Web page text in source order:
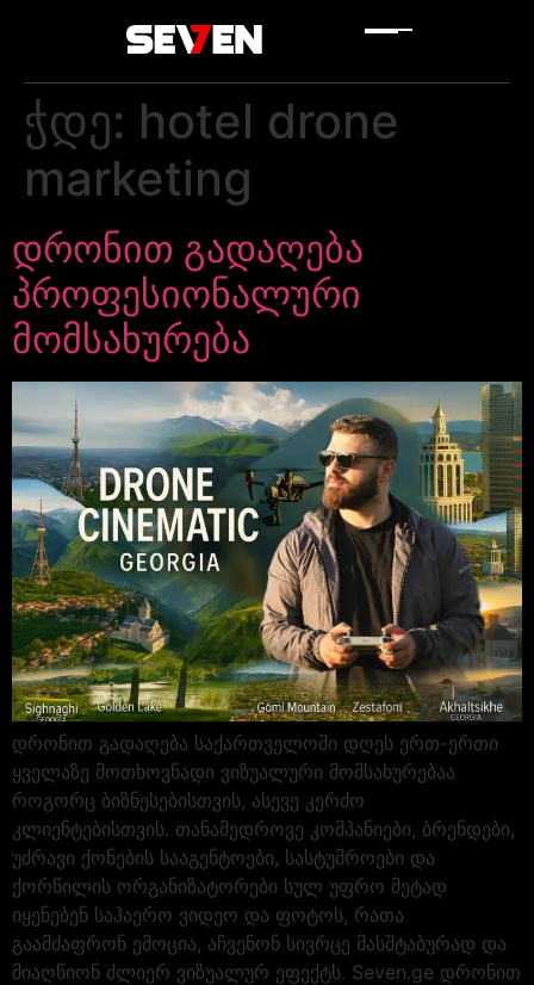
ჭდე: hotel drone
marketing
დრონით გადაღება
პროფესიონალური
მომსახურება
დრონით გადაღება საქართველოში დღეს ერთ-ერთი
ყველაზე მოთხოვნადი ვიზუალური მომსახურებაა
როგორც ბიზნესებისთვის, ასევე კერძო
კლიენტებისთვის. თანამედროვე კომპანიები, ბრენდები,
უძრავი ქონების სააგენტოები, სასტუმროები და
ქორწილის ორგანიზატორები სულ უფრო მეტად
იყენებენ საჰაერო ვიდეო და ფოტოს, რათა
გაამძაფრონ ემოცია, აჩვენონ სივრცე მასშტაბურად და
მიაღწიონ ძლიერ ვიზუალურ ეფექტს. Seven.ge დრონით